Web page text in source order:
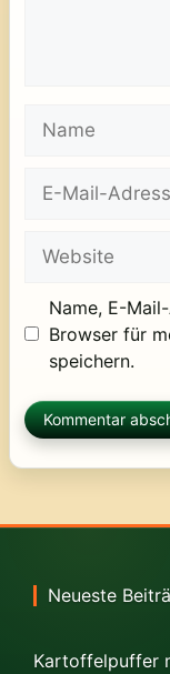
Mail-
Name, E-
Browser für
speichern.
Neueste
Kartoffelpuffer